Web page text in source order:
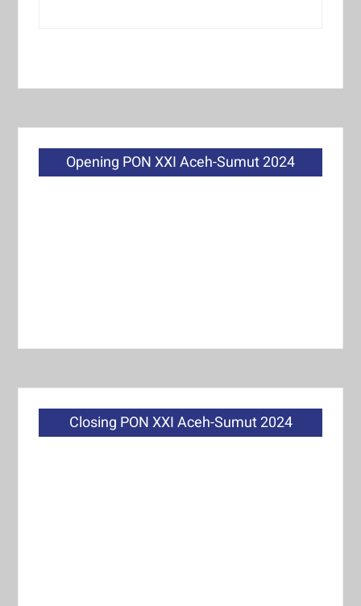
Opening PON XXI Aceh-Sumut 2024
Closing PON XXI Aceh-Sumut 2024